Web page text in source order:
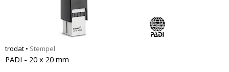
trodat • Stempel
PADI - 20 x 20 mm